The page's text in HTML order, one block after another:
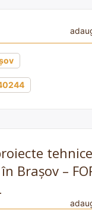
Brașov –